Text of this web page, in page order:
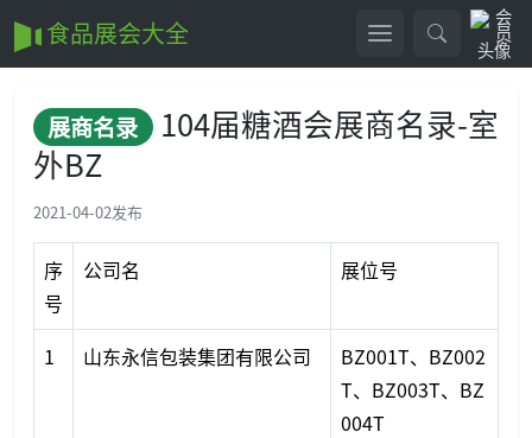
食品展会大全
展商名录 104届糖酒会展商名录-室
外BZ
2021-04-02发布
序
号
公司名 展位号
1 山东永信包装集团有限公司
BZ001T、BZ002
T、BZ003T、BZ
004T